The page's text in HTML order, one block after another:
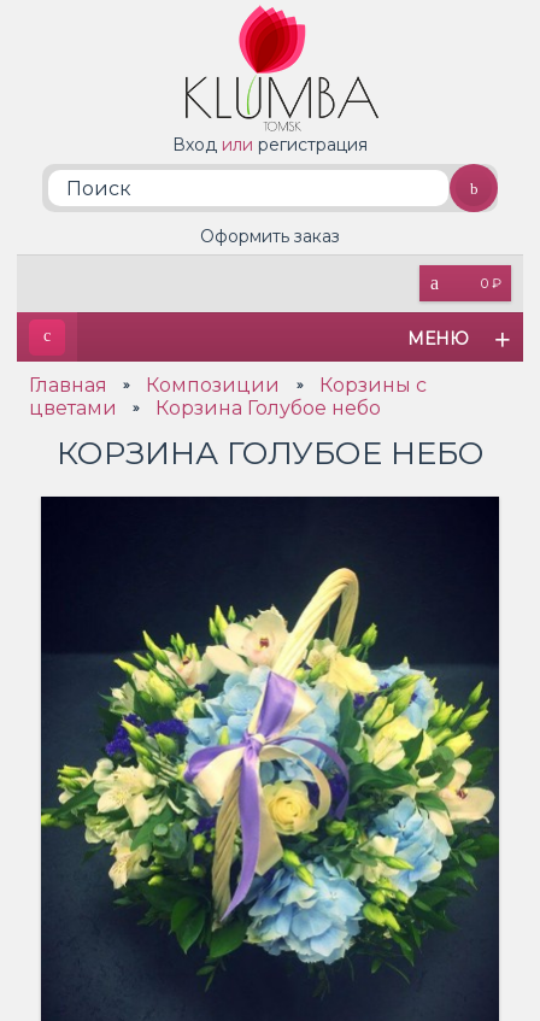
Вход или регистрация
0 ₽
Оформить заказ
МЕНЮ
Главная » Композиции »
Корзины с
цветами
» Корзина Голубое небо
КОРЗИНА ГОЛУБОЕ НЕБО